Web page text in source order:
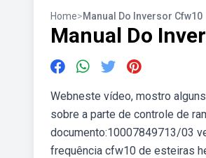
Home>Manual Do Inversor Cfw10
Manual Do
Webneste vídeo, mostro
sobre a parte de controle de
documento:10007849713/03
frequência cfw10 de esteiras